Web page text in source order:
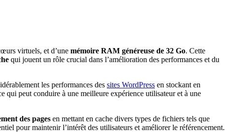
virtuels, et d’une mémoire RAM généreuse de 32 Go. Cette
qui jouent un rôle crucial dans l’amélioration des performances et du
les performances des sites WordPress en stockant en
qui peut conduire à une meilleure expérience utilisateur et à une
des pages en mettant en cache divers types de fichiers tels que
pour maintenir l’intérêt des utilisateurs et améliorer le référencement.